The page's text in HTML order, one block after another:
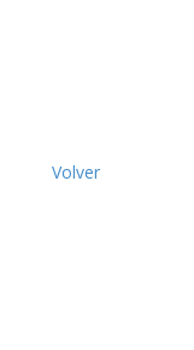
Volver